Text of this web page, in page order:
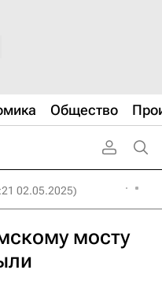
Общество
02.05.2025)
мосту